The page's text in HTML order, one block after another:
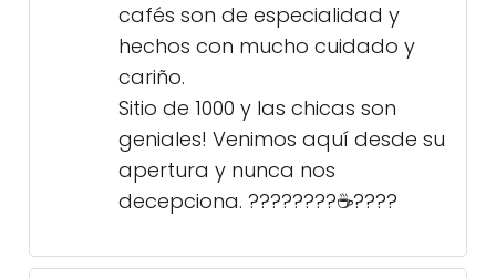
cafés son de especialidad y
hechos con mucho cuidado y
cariño.
Sitio de 1000 y las chicas son
geniales! Venimos aquí desde su
apertura y nunca nos
decepciona. ????????☕️????